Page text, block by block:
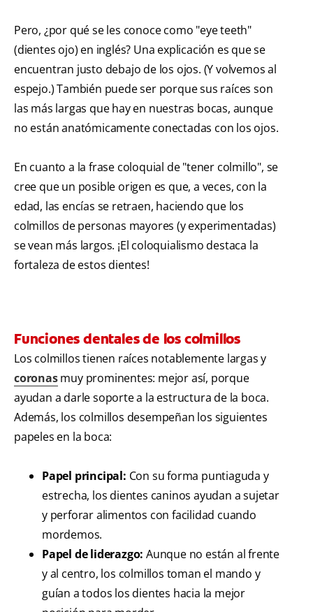
Pero, ¿por qué se les conoce como "eye teeth"
(dientes ojo) en inglés? Una explicación es que se
encuentran justo debajo de los ojos. (Y volvemos al
espejo.) También puede ser porque sus raíces son
las más largas que hay en nuestras bocas, aunque
no están anatómicamente conectadas con los ojos.
En cuanto a la frase coloquial de "tener colmillo", se
cree que un posible origen es que, a veces, con la
edad, las encías se retraen, haciendo que los
colmillos de personas mayores (y experimentadas)
se vean más largos. ¡El coloquialismo destaca la
fortaleza de estos dientes!
Funciones dentales de los colmillos
Los colmillos tienen raíces notablemente largas y
coronasmuy prominentes: mejor así, porque
ayudan a darle soporte a la estructura de la boca.
Además, los colmillos desempeñan los siguientes
papeles en la boca:
Papel principal: Con su forma puntiaguda y
estrecha, los dientes caninos ayudan a sujetar
y perforar alimentos con facilidad cuando
mordemos.
Papel de liderazgo: Aunque no están al frente
y al centro, los colmillos toman el mando y
guían a todos los dientes hacia la mejor